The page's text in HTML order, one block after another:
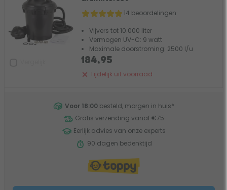
14 beoordelingen
Vijvers tot 10.000 liter
Vermogen UV-C: 9 watt
Maximale doorstroming: 2500 l/u
Tijdelijk uit voorraad
184,95
Voor 18:00 besteld, morgen in huis*
Gratis verzending vanaf €75
Eerlijk advies van onze experts
90 dagen bedenktijd